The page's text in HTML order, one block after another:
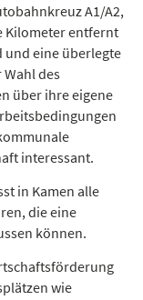
A1/A2,
Kilometer entfernt
und eine überlegte
des
über ihre eigene
interessant.
in Kamen alle
die eine
können.
wie